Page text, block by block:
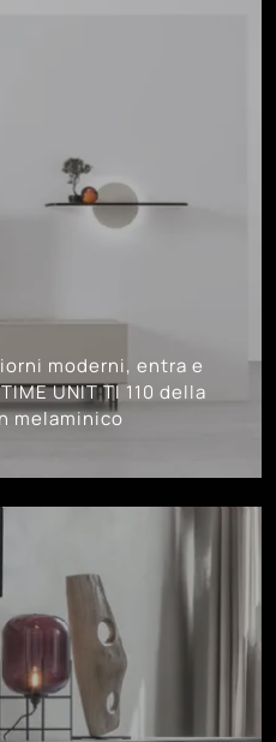
moderni, entra e
UNIT TI 110 della
melaminico